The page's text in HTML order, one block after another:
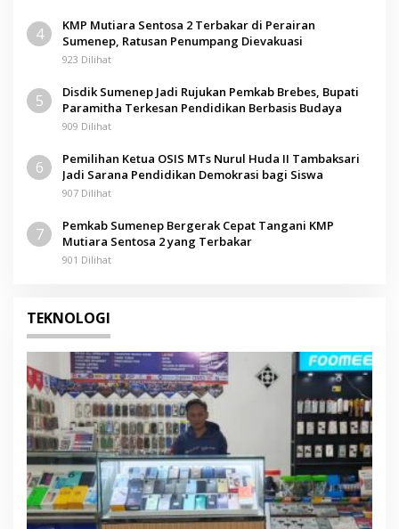
4
KMP Mutiara Sentosa 2 Terbakar di Perairan
Sumenep, Ratusan Penumpang Dievakuasi
923 Dilihat
5
Disdik Sumenep Jadi Rujukan Pemkab Brebes, Bupati
Paramitha Terkesan Pendidikan Berbasis Budaya
909 Dilihat
6
Pemilihan Ketua OSIS MTs Nurul Huda II Tambaksari
Jadi Sarana Pendidikan Demokrasi bagi Siswa
907 Dilihat
7
Pemkab Sumenep Bergerak Cepat Tangani KMP
Mutiara Sentosa 2 yang Terbakar
901 Dilihat
TEKNOLOGI